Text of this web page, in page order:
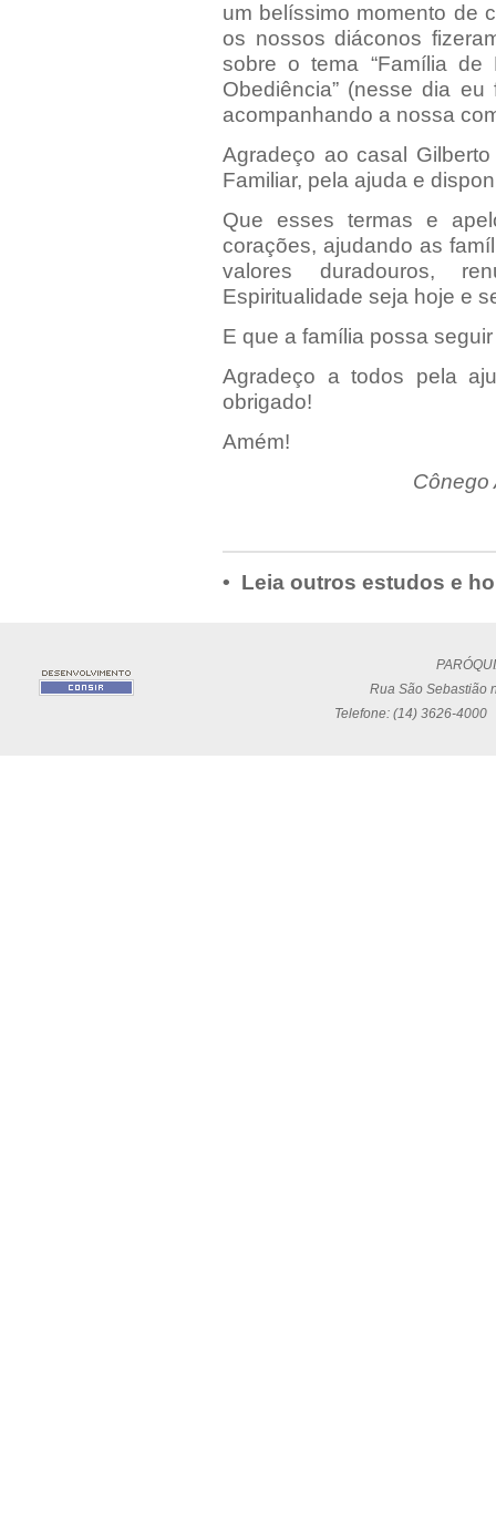
um belíssimo momento de
os nossos diáconos
sobre o tema “Família de
Obediência” (nesse dia
acompanhando a nossa
Agradeço ao casal
Familiar, pela ajuda e
Que esses termas e
corações, ajudando as
valores duradouros,
Espiritualidade seja hoje e
E que a família possa
Agradeço a todos pela
obrigado!
Amém!
Cônego
• Leia outros estudos e
Rua São Sebastião
Telefone: (14) 3626-